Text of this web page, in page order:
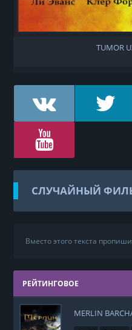
TUMOR
СЛУЧАЙНЫЙ
Вместо этого текста
РЕЙТИНГОВОЕ
MERLIN